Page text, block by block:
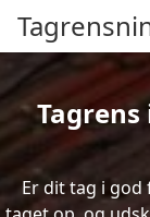
Er dit tag i